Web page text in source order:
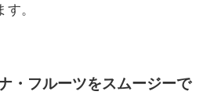
。
・フルーツをスムージーで